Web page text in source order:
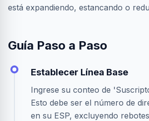
está expandiendo, estancando o
Guía Paso a Paso
Establecer Línea Base
Ingrese su conteo de
Esto debe ser el número de
en su ESP, excluyendo